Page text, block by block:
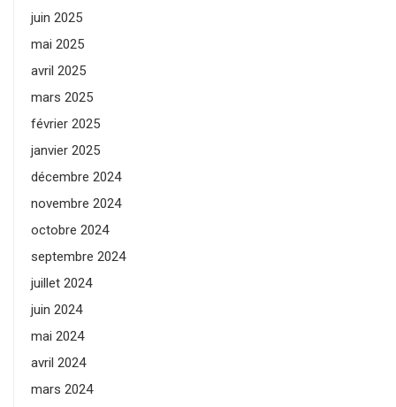
juin 2025
mai 2025
avril 2025
mars 2025
février 2025
janvier 2025
décembre 2024
novembre 2024
octobre 2024
septembre 2024
juillet 2024
juin 2024
mai 2024
avril 2024
mars 2024